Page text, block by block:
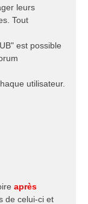
leurs
Tout
est possible
utilisateur.
après
de celui-ci et